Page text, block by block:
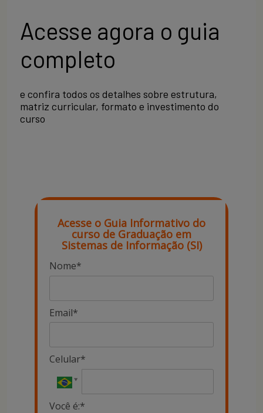
Acesse agora o guia
completo
e confira todos os detalhes sobre estrutura,
matriz curricular, formato e investimento do
curso
Acesse o Guia Informativo do
curso de Graduação em
Sistemas de Informação (SI)
Nome*
Email*
Celular*
Você é:*